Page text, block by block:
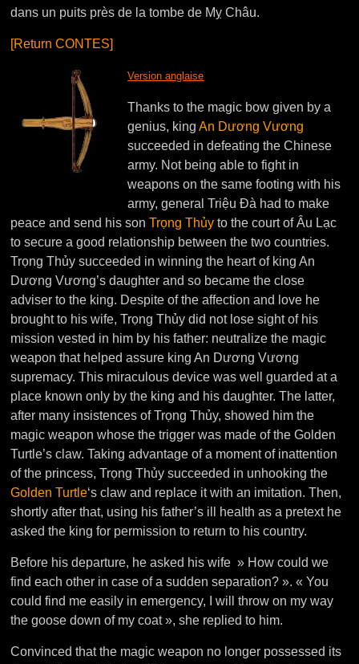
dans un puits près de la tombe de Mỵ Châu.
[Return CONTES]
Version anglaise
Thanks to the magic bow given by a
genius, king An Dương Vương
succeeded in defeating the Chinese
army. Not being able to fight in
weapons on the same footing with his
army, general Triệu Ðà had to make
peace and send his sonTrọng Thủy to the court of Âu Lạc
to secure a good relationship between the two countries.
Trọng Thủy succeeded in winning the heart of king An
Dương Vương’s daughter and so became the close
adviser to the king. Despite of the affection and love he
brought to his wife, Trọng Thủy did not lose sight of his
mission vested in him by his father: neutralize the magic
weapon that helped assure king An Dương Vương
supremacy. This miraculous device was well guarded at a
place known only by the king and his daughter. The latter,
after many insistences of Trọng Thủy, showed him the
magic weapon whose the trigger was made of the Golden
Turtle’s claw. Taking advantage of a moment of inattention
of the princess, Trọng Thủy succeeded in unhooking the
Golden Turtle‘s claw and replace it with an imitation. Then,
shortly after that, using his father’s ill health as a pretext he
asked the king for permission to return to his country.
Before his departure, he asked his wife » How could we
find each other in case of a sudden separation? ». « You
could find me easily in emergency, I will throw on my way
the goose down of my coat », she replied to him.
Convinced that the magic weapon no longer possessed its